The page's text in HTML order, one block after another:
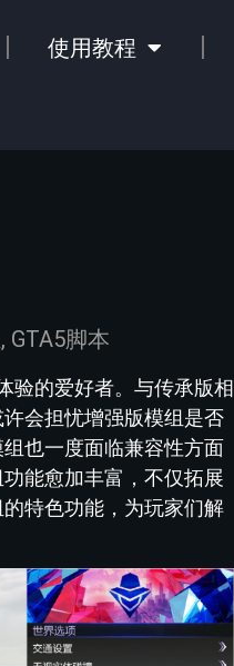
使用教程
, GTA5脚本
验的爱好者。与传承版相
会担忧增强版模组是否
也一度面临兼容性方面
能愈加丰富，不仅拓展
特色功能，为玩家们解